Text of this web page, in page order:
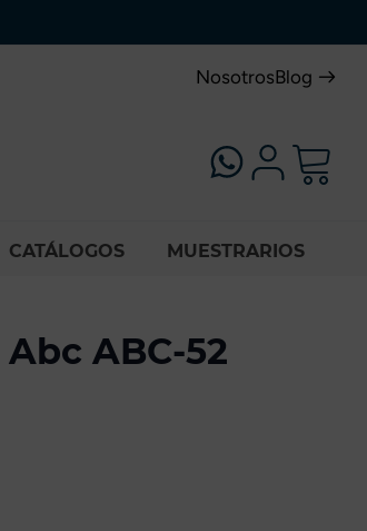
NosotrosBlog
CATÁLOGOS MUESTRARIOS
ABC-52